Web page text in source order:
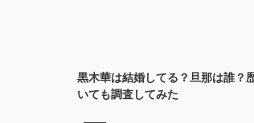
黒木華は結婚してる？旦那は誰？
いても調査してみた